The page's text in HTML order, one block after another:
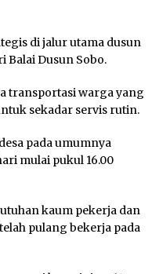
di jalur utama dusun
Dusun Sobo.
transportasi warga yang
sekadar servis rutin.
pada umumnya
mulai pukul 16.00
kaum pekerja dan
pulang bekerja pada